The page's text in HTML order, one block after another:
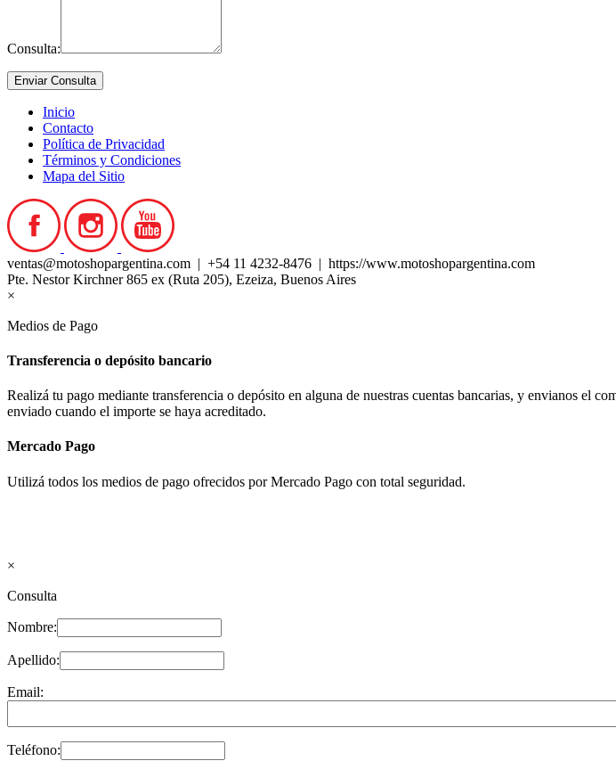
Consulta:
Inicio
Contacto
Política de Privacidad
Términos y Condiciones
Mapa del Sitio
ventas@motoshopargentina.com | +54 11 4232-8476 | https://www.motoshopargentina.com
Pte. Nestor Kirchner 865 ex (Ruta 205), Ezeiza, Buenos Aires
×
Medios de Pago
Transferencia o depósito bancario
Realizá tu pago mediante transferencia o depósito en alguna de nuestras cuentas bancarias, y envianos el
enviado cuando el importe se haya acreditado.
Mercado Pago
Utilizá todos los medios de pago ofrecidos por Mercado Pago con total seguridad.
×
Consulta
Nombre:
Apellido:
Email:
Teléfono: